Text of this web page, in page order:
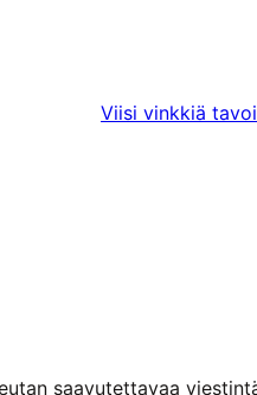
Viisi vinkkiä
saavutettavaa